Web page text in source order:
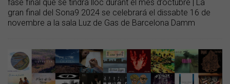
fase final que se tindrà lloc durant el mes d’octubre | La
gran final del Sona9 2024 se celebrará el dissabte 16 de
novembre a la sala Luz de Gas de Barcelona Damm